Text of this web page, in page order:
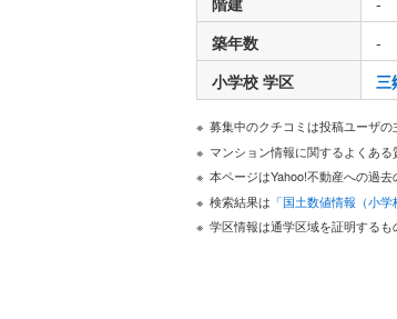
築年数
-
小学校 学区
三
募集中のクチコミは投稿ユーザ
マンション情報に関するよくある
本ページはYahoo!不動産への過
検索結果は 「国土数値情報（小
学区情報は通学区域を証明する